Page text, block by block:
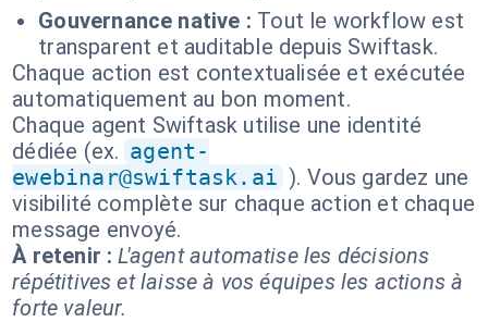
Gouvernance native : Tout le workflow est
transparent et auditable depuis Swiftask.
Chaque action est contextualisée et exécutée
automatiquement au bon moment.
Chaque agent Swiftask utilise une identité
dédiée (ex. agent-
ewebinar@swiftask.ai ). Vous gardez une
visibilité complète sur chaque action et chaque
message envoyé.
À retenir : L'agent automatise les décisions
répétitives et laisse à vos équipes les actions à
forte valeur.